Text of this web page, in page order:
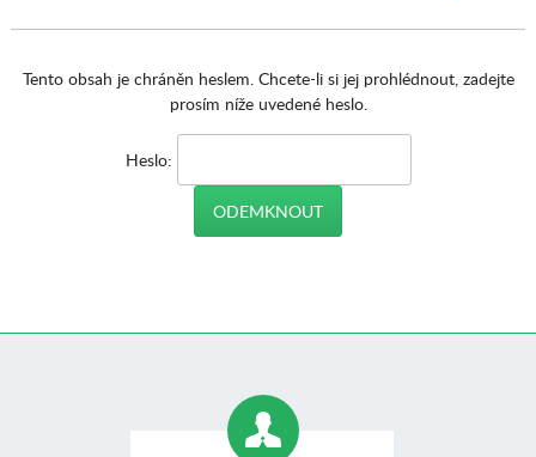
Tento obsah je chráněn heslem. Chcete-li si jej prohlédnout, zadejte
prosím níže uvedené heslo.
Heslo: